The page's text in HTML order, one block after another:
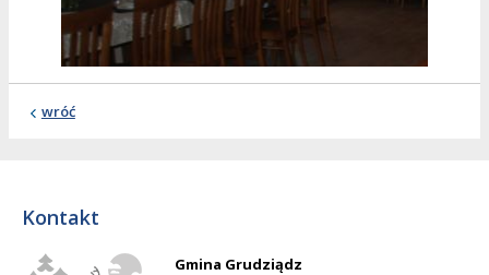
wróć
Kontakt
Gmina Grudziądz